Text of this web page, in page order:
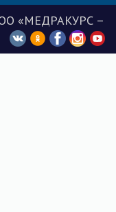
«МЕДРАКУРС –